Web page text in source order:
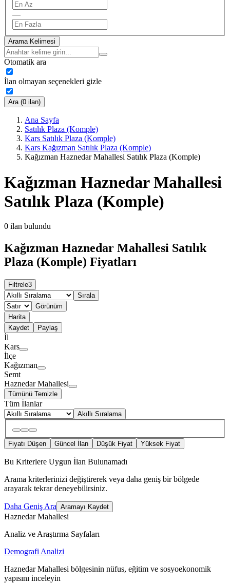
—
Arama Kelimesi
Otomatik ara
İlan olmayan seçenekleri gizle
Ara (0 ilan)
Ana Sayfa
Satılık Plaza (Komple)
Kars Satılık Plaza (Komple)
Kars Kağızman Satılık Plaza (Komple)
Kağızman Haznedar Mahallesi Satılık Plaza (Komple)
Kağızman Haznedar Mahallesi
Satılık Plaza (Komple)
0 ilan bulundu
Kağızman Haznedar Mahallesi Satılık
Plaza (Komple) Fiyatları
Filtrele3
Sırala
Görünüm
Harita
Kaydet
Paylaş
İl
Kars
İlçe
Kağızman
Semt
Haznedar Mahallesi
Tümünü Temizle
Tüm İlanlar
Akıllı Sıralama
Fiyatı Düşen Güncel İlan Düşük Fiyat Yüksek Fiyat
Bu Kriterlere Uygun İlan Bulunamadı
Arama kriterlerinizi değiştirerek veya daha geniş bir bölgede
arayarak tekrar deneyebilirsiniz.
Daha Geniş Ara Aramayı Kaydet
Haznedar Mahallesi
Analiz ve Araştırma Sayfaları
Demografi Analizi
Haznedar Mahallesi bölgesinin nüfus, eğitim ve sosyoekonomik
yapısını inceleyin